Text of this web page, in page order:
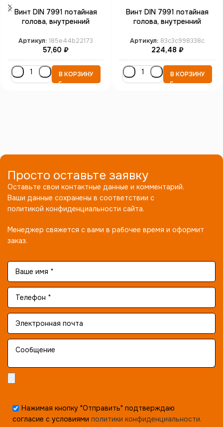
Винт DIN 7991 потайная
голова, внутренний
кл.пр. 10.9 бп
Артикул: 185e44b22173
57,60 ₽
В КОРЗИНУ
Винт DIN 7991 потайная
голова, внутренний
кл.пр. 10.9 бп
Артикул: 83c3c998338c
224,48 ₽
В КОРЗИНУ
Просто оставьте заявку
Оставьте свои контактные данные и комментарий.
Ваши данные сохранены в соответствии с
политикой конфиденциальности сайта.
Менеджер свяжется с вами в рабочее время и оформит
заказ.
Нажимая кнопку "Отправить" подтверждаю
согласие с условиями политики конфиденциальности.